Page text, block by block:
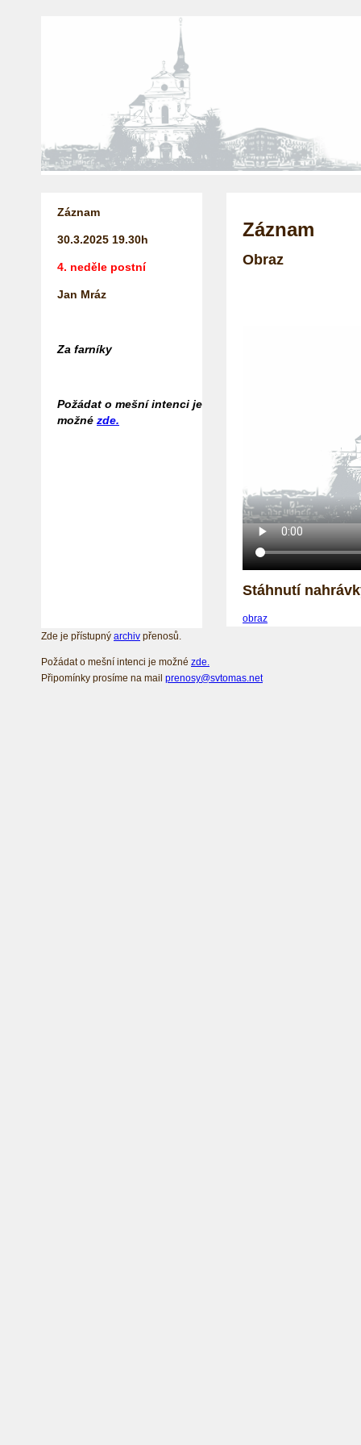
Záznam
30.3.2025 19.30h
4. neděle postní
Jan Mráz
Za farníky
Požádat o mešní intenci je
možné zde.
Záznam
Obraz
Stáhnutí
obraz
Zde je přístupný archiv přenosů.
Požádat o mešní intenci je možné zde.
Připomínky prosíme na mail prenosy@svtomas.net